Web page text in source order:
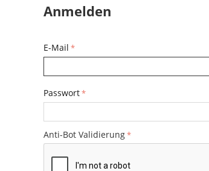
Anmelden
E-Mail
Passwort
Anti-Bot Validierung